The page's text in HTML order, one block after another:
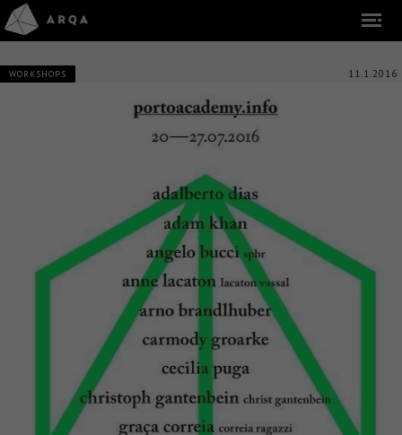
WORKSHOPS 11.1.2016